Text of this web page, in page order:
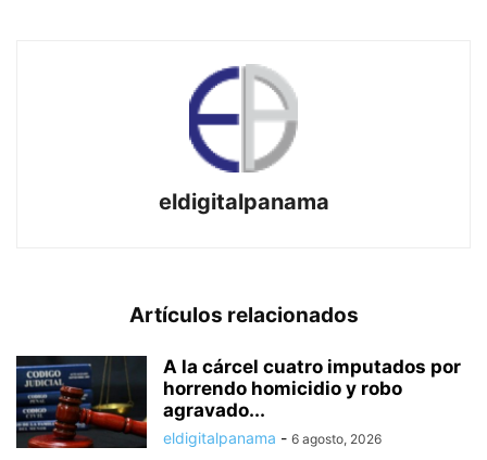
eldigitalpanama
Artículos relacionados
A la cárcel cuatro imputados por
horrendo homicidio y robo
agravado...
eldigitalpanama - 6 agosto, 2026